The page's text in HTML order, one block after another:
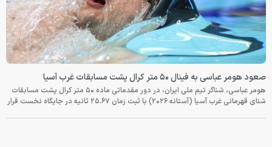
صعود هومر عباسی به فینال ۵۰ متر کرال پشت مسابقات غرب آسیا
هومر عباسی، شناگر تیم ملی ایران، در دور مقدماتی ماده ۵۰ متر کرال پشت مسابقات
شنای قهرمانی غرب آسیا (آستانه ۲۰۲۶) با ثبت زمان ۲۵.۶۷ ثانیه در جایگاه نخست قرار